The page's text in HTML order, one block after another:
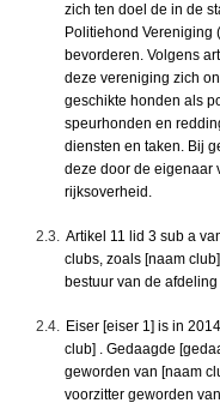
zich ten doel de in de
Politiehond Vereniging
bevorderen. Volgens
deze vereniging zich
geschikte honden als
speurhonden en
diensten en taken. Bij
deze door de eigenaar
rijksoverheid.
2.3. Artikel 11 lid 3 sub a
clubs, zoals [naam
bestuur van de
2.4. Eiser [eiser 1] is in
club] . Gedaagde
geworden van [naam
voorzitter geworden